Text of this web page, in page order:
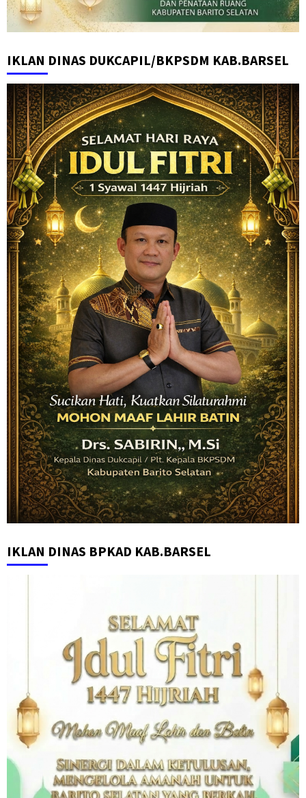
IKLAN DINAS DUKCAPIL/BKPSDM KAB.BARSEL
IKLAN DINAS BPKAD KAB.BARSEL